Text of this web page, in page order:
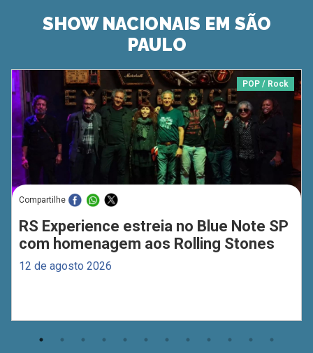
SHOW NACIONAIS EM SÃO
PAULO
POP / Rock
Compartilhe
RS Experience estreia no Blue Note SP
com homenagem aos Rolling Stones
12 de agosto 2026